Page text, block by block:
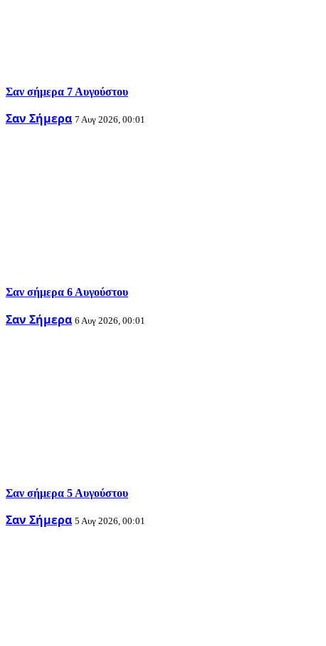
Σαν σήμερα 7 Αυγούστου
Σαν Σήμερα 7 Αυγ 2026, 00:01
Σαν σήμερα 6 Αυγούστου
Σαν Σήμερα 6 Αυγ 2026, 00:01
Σαν σήμερα 5 Αυγούστου
Σαν Σήμερα 5 Αυγ 2026, 00:01